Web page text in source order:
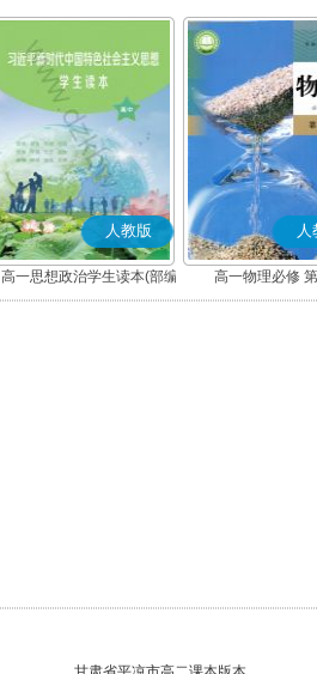
人教版
高一思想政治学生读本(部编
版)
人
高一物理必修